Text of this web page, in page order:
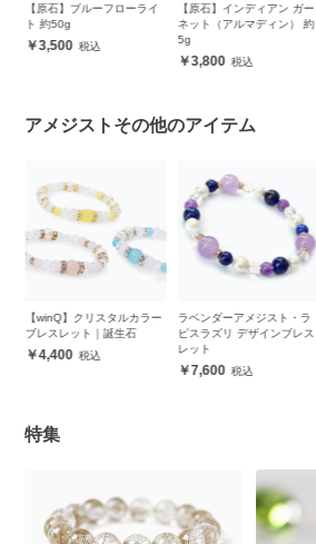
【原石】インディアン ガー
ネット（アルマディン） 約
5g
【ランダムセレクト1個販
売】アメジスト 10×8mm前
後 オーバル
990
アメジストその他のアイテム
ラベンダーアメジスト・ラ
ピスラズリ デザインブレス
レット
幸運のお守りに 天然石ペン
ダント
5,600
特集